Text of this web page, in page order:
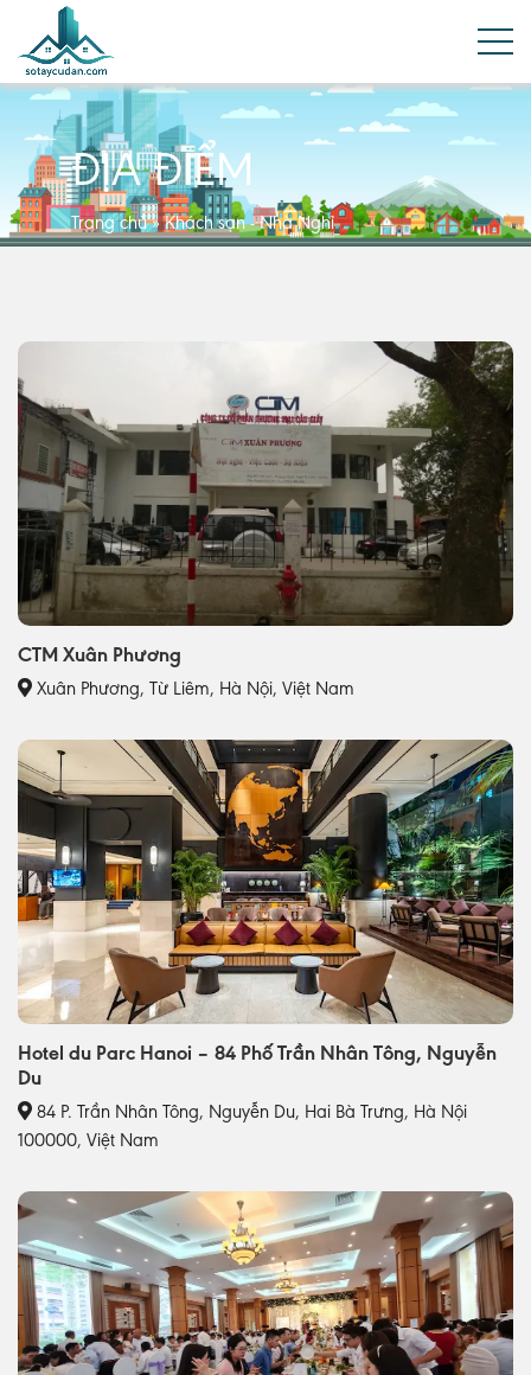
ĐỊA ĐIỂM
Trang chủ»Khách sạn - Nhà Nghỉ
CTM Xuân Phương
Xuân Phương, Từ Liêm, Hà Nội, Việt Nam
Hotel du Parc Hanoi – 84 Phố Trần Nhân Tông, Nguyễn
Du
84 P. Trần Nhân Tông, Nguyễn Du, Hai Bà Trưng, Hà Nội
100000, Việt Nam